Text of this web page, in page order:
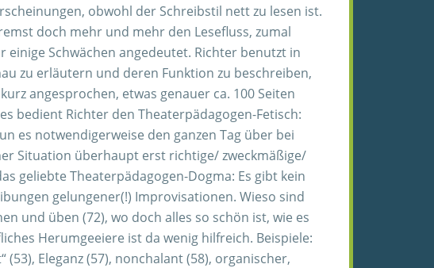
obwohl der Schreibstil nett zu lesen ist.
doch mehr und mehr den Lesefluss, zumal
Schwächen angedeutet. Richter benutzt in
zu erläutern und deren Funktion zu beschreiben,
angesprochen, etwas genauer ca. 100 Seiten
bedient Richter den Theaterpädagogen-Fetisch:
es notwendigerweise den ganzen Tag über bei
Situation überhaupt erst richtige/ zweckmäßige/
geliebte Theaterpädagogen-Dogma: Es gibt kein
gelungener(!) Improvisationen. Wieso sind
und üben (72), wo doch alles so schön ist, wie es
Herumgeeiere ist da wenig hilfreich. Beispiele:
Eleganz (57), nonchalant (58), organischer,